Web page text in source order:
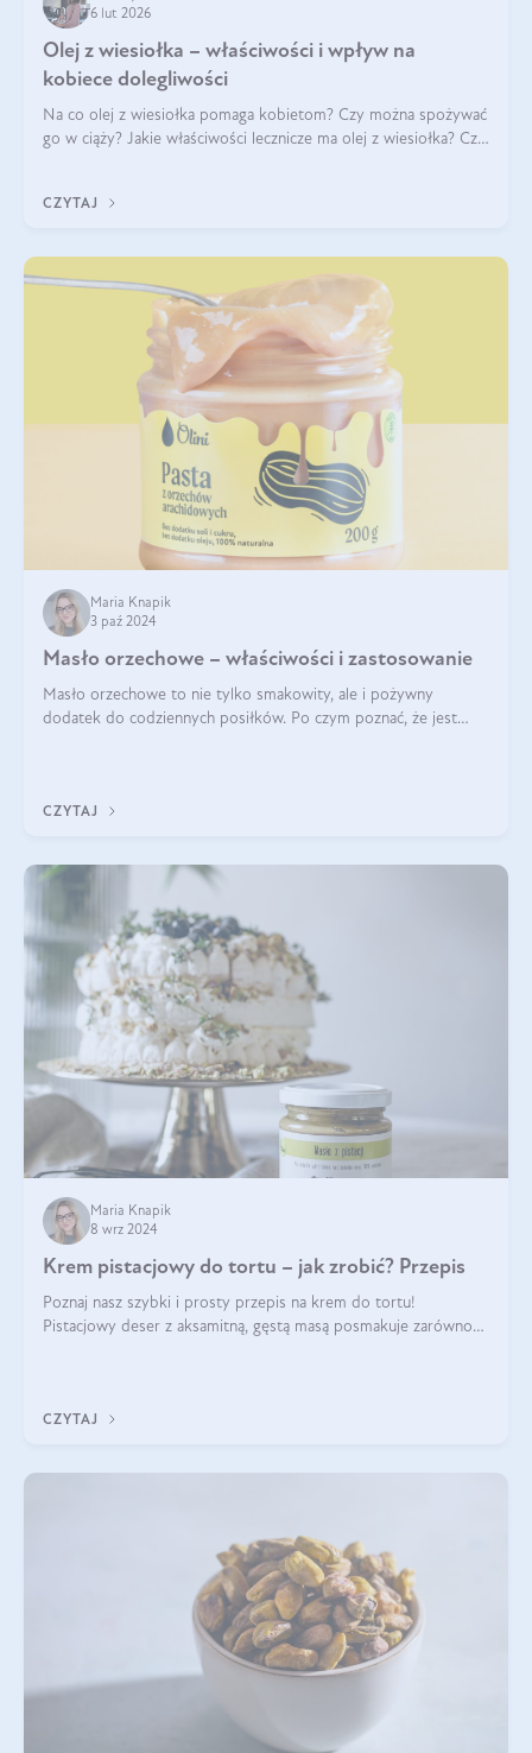
6 lut 2026
Olej z wiesiołka – właściwości i wpływ na
kobiece dolegliwości
Na co olej z wiesiołka pomaga kobietom? Czy można spożywać
go w ciąży? Jakie właściwości lecznicze ma olej z wiesiołka? Czy
CZYTAJ
Maria Knapik
3 paź 2024
Masło orzechowe – właściwości i zastosowanie
Masło orzechowe to nie tylko smakowity, ale i pożywny
dodatek do codziennych posiłków. Po czym poznać, że jest
CZYTAJ
Maria Knapik
8 wrz 2024
Krem pistacjowy do tortu – jak zrobić? Przepis
Poznaj nasz szybki i prosty przepis na krem do tortu!
Pistacjowy deser z aksamitną, gęstą masą posmakuje zarówno
CZYTAJ